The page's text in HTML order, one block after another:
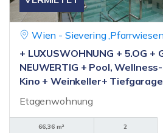
Wien - Sievering
+ LUXUSWOHNUNG + 5.OG +
NEUWERTIG + Pool,
Kino + Weinkeller+
Etagenwohnung
66,36 m²
2